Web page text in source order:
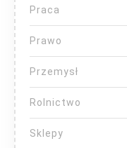
Praca
Prawo
Przemysł
Rolnictwo
Sklepy